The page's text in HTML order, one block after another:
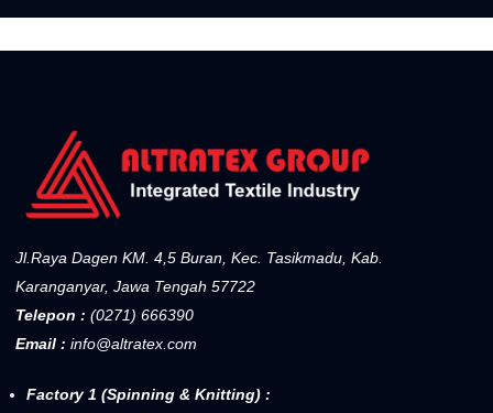
Jl.Raya Dagen KM. 4,5 Buran, Kec. Tasikmadu, Kab.
Karanganyar, Jawa Tengah 57722
Telepon : (0271) 666390
Email : info@altratex.com
Factory 1 (Spinning & Knitting) :